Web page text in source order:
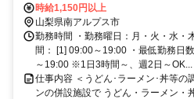
分、ＪＲ身延線 常永徒歩約82分 常永
時給1,150円以上
山梨県南アルプス市
勤務時間 ・勤務曜日：月・火・水・
間： [1] 09:00～19:00 ・最低勤務日
～19:00 ※1日3時間～、週2日～OK...
仕事内容 ＜うどん･ラーメン･丼等の
ンの併設施設で うどん・ラーメン・